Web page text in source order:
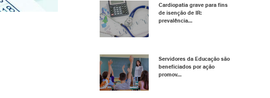
Cardiopatia grave para fins
de isenção de IR:
prevalência...
Servidores da Educação são
beneficiados por ação
promov...